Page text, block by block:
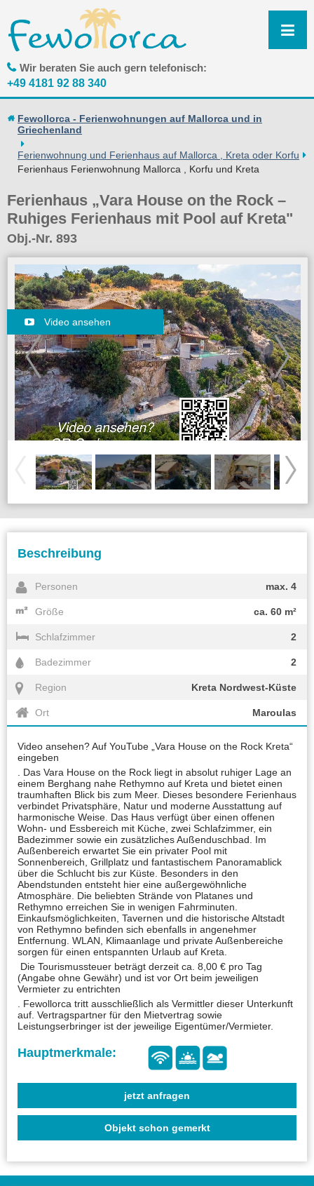
Wir beraten Sie auch gern telefonisch:
+49 4181 92 88 340
Fewollorca - Ferienwohnungen auf Mallorca und in
Griechenland
Ferienwohnung und Ferienhaus auf Mallorca , Kreta oder Korfu
Ferienhaus Ferienwohnung Mallorca , Korfu und Kreta
Ferienhaus „Vara House on the Rock –
Ruhiges Ferienhaus mit Pool auf Kreta"
Obj.-Nr. 893
Video ansehen
Beschreibung
Personen max. 4
Größe ca. 60 m²
Schlafzimmer 2
Badezimmer 2
Region Kreta Nordwest-Küste
Ort Maroulas
Video ansehen? Auf YouTube „Vara House on the Rock Kreta“
eingeben
. Das Vara House on the Rock liegt in absolut ruhiger Lage an
einem Berghang nahe Rethymno auf Kreta und bietet einen
traumhaften Blick bis zum Meer. Dieses besondere Ferienhaus
verbindet Privatsphäre, Natur und moderne Ausstattung auf
harmonische Weise. Das Haus verfügt über einen offenen
Wohn- und Essbereich mit Küche, zwei Schlafzimmer, ein
Badezimmer sowie ein zusätzliches Außenduschbad. Im
Außenbereich erwartet Sie ein privater Pool mit
Sonnenbereich, Grillplatz und fantastischem Panoramablick
über die Schlucht bis zur Küste. Besonders in den
Abendstunden entsteht hier eine außergewöhnliche
Atmosphäre. Die beliebten Strände von Platanes und
Rethymno erreichen Sie in wenigen Fahrminuten.
Einkaufsmöglichkeiten, Tavernen und die historische Altstadt
von Rethymno befinden sich ebenfalls in angenehmer
Entfernung. WLAN, Klimaanlage und private Außenbereiche
sorgen für einen entspannten Urlaub auf Kreta.
Die Tourismussteuer beträgt derzeit ca. 8,00 € pro Tag
(Angabe ohne Gewähr) und ist vor Ort beim jeweiligen
Vermieter zu entrichten
. Fewollorca tritt ausschließlich als Vermittler dieser Unterkunft
auf. Vertragspartner für den Mietvertrag sowie
Leistungserbringer ist der jeweilige Eigentümer/Vermieter.
jetzt anfragen
Objekt schon gemerkt